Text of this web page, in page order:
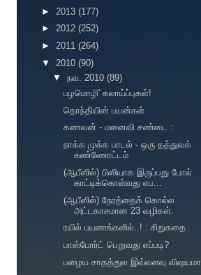
► 2013 (177)
► 2012 (252)
► 2011 (264)
▼ 2010 (90)
▼ நவ. 2010 (89)
பழமொழி' கலாய்ப்புகள்!
தொந்தியின் பயன்கள்
கணவன் - மனைவி சண்டை :
நாக்க முக்க பாடல் - ஒரு தத்துவக்
கண்ணோட்டம்
(ஆபீஸில்) பிஸியாக இருப்பது போல்
காட்டிக்கொள்வது எப...
(ஆபீஸில்) நேரத்தைக் கொல்ல
அட்டகாசமான 23 வழிகள்.
ரயில் பயணங்களில்..! : சிறுகதை
பாஸ்போர்ட் பெறுவது எப்படி?
பழைய சாதத்துல இவ்வளவு விஷயமா